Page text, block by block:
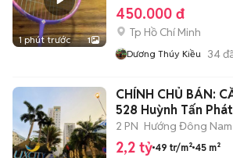
1 phút trước 1
450.000 đ
Tp Hồ Chí Minh
Dương Thúy Kiều 34
CHÍNH CHỦ BÁN:
528 Huỳnh Tấn
HCM
2 PN Hướng Đông Nam
2,2 tỷ 49 tr/m² 45 m²